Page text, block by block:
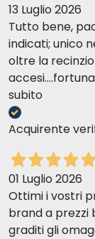
13 Luglio 2026
Tutto bene,
indicati; unico
oltre la
subito
Acquirente
01 Luglio 2026
Ottimi i vostri
brand a prezzi
graditi gli